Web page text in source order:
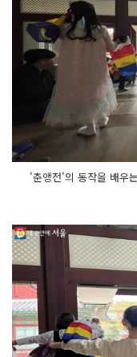
'춘앵전'의 동작을 배우